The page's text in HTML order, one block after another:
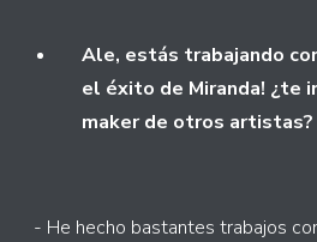
Ale, estás trabajando
el éxito de Miranda! ¿te
maker de otros artistas?
- He hecho bastantes trabajos